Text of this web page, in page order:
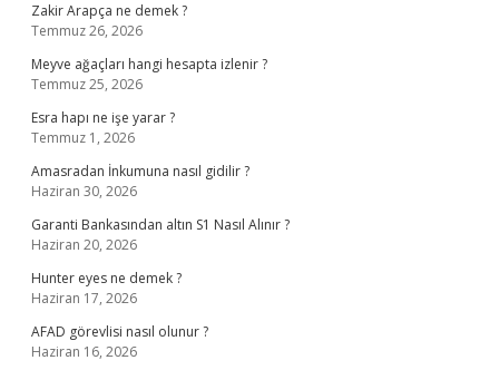
Zakir Arapça ne demek ?
Temmuz 26, 2026
Meyve ağaçları hangi hesapta izlenir ?
Temmuz 25, 2026
Esra hapı ne işe yarar ?
Temmuz 1, 2026
Amasradan İnkumuna nasıl gidilir ?
Haziran 30, 2026
Garanti Bankasından altın S1 Nasıl Alınır ?
Haziran 20, 2026
Hunter eyes ne demek ?
Haziran 17, 2026
AFAD görevlisi nasıl olunur ?
Haziran 16, 2026